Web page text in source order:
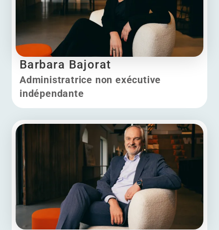
Barbara Bajorat
Administratrice non exécutive
indépendante
Barbara Bajorat